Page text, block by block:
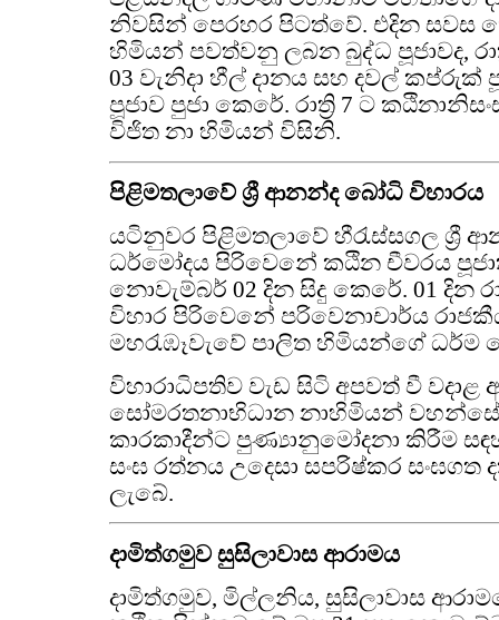
නිවසින් පෙරහර පිටත්වේ. එදින සවස
හිමියන් පවත්වනු ලබන බුද්ධ පූජාවද,
03 වැනිදා හීල් දානය සහ දවල්
පූජාව පුජා කෙරේ. රාත්‍රි 7 ට
විජිත නා හිමියන් විසිනි.
පිළිමතලාවේ ශ්‍රී ආනන්ද බෝධි විහාරය
යටිනුවර පිළිමතලාවේ හීරැස්සගල ශ්‍රී
ධර්මෝදය පිරිවෙනේ කඨින චීවරය
නොවැම්බර් 02 දින සිදු කෙරේ. 01 දින
විහාර පිරිවෙනේ පරිවෙනාචාර්ය
මහරැඹෑවැවේ පාලිත හිමියන්ගේ ධර්ම
විහාරාධිපතිව වැඩ සිටි අපවත් වී
සෝමරතනාභිධාන නාහිමියන්
කාරකාදීන්ට පුණ්‍යානුමෝදනා කිරීම
සංඝ රත්නය උදෙසා සපරිෂ්කර
ලැබේ.
දාමිත්ගමුව සුසිලාවාස ආරාමය
දාමිත්ගමුව, මිල්ලනිය, සුසිලාවාස